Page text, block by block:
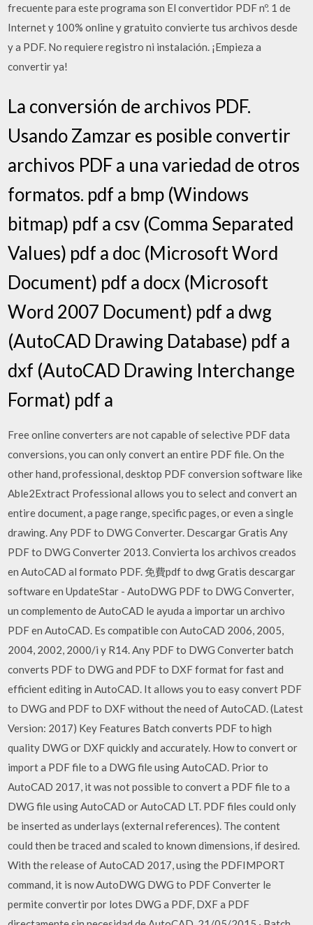
frecuente para este programa son El convertidor PDF nº. 1 de
Internet y 100% online y gratuito convierte tus archivos desde
y a PDF. No requiere registro ni instalación. ¡Empieza a
convertir ya!
La conversión de archivos PDF.
Usando Zamzar es posible convertir
archivos PDF a una variedad de otros
formatos. pdf a bmp (Windows
bitmap) pdf a csv (Comma Separated
Values) pdf a doc (Microsoft Word
Document) pdf a docx (Microsoft
Word 2007 Document) pdf a dwg
(AutoCAD Drawing Database) pdf a
dxf (AutoCAD Drawing Interchange
Format) pdf a
Free online converters are not capable of selective PDF data
conversions, you can only convert an entire PDF file. On the
other hand, professional, desktop PDF conversion software like
Able2Extract Professional allows you to select and convert an
entire document, a page range, specific pages, or even a single
drawing. Any PDF to DWG Converter. Descargar Gratis Any
PDF to DWG Converter 2013. Convierta los archivos creados
en AutoCAD al formato PDF. 免費pdf to dwg Gratis descargar
software en UpdateStar - AutoDWG PDF to DWG Converter,
un complemento de AutoCAD le ayuda a importar un archivo
PDF en AutoCAD. Es compatible con AutoCAD 2006, 2005,
2004, 2002, 2000/i y R14. Any PDF to DWG Converter batch
converts PDF to DWG and PDF to DXF format for fast and
efficient editing in AutoCAD. It allows you to easy convert PDF
to DWG and PDF to DXF without the need of AutoCAD. (Latest
Version: 2017) Key Features Batch converts PDF to high
quality DWG or DXF quickly and accurately. How to convert or
import a PDF file to a DWG file using AutoCAD. Prior to
AutoCAD 2017, it was not possible to convert a PDF file to a
DWG file using AutoCAD or AutoCAD LT. PDF files could only
be inserted as underlays (external references). The content
could then be traced and scaled to known dimensions, if desired.
With the release of AutoCAD 2017, using the PDFIMPORT
command, it is now AutoDWG DWG to PDF Converter le
permite convertir por lotes DWG a PDF, DXF a PDF